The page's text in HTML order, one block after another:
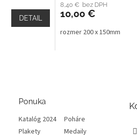
DETAIL
8,40 € bez DPH
10,00 €
rozmer 200 x 150mm
Ponuka
Katalóg 2024
Poháre
Plakety
Medaily